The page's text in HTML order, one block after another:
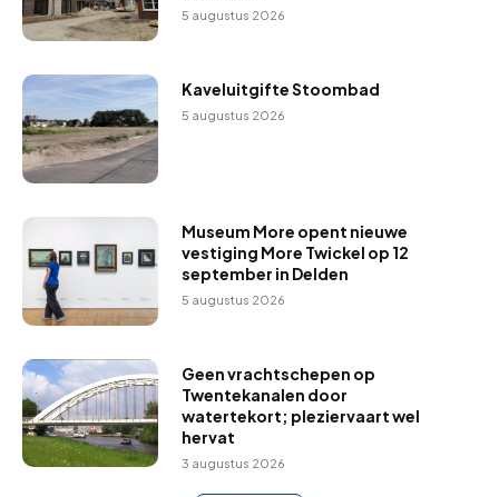
5 augustus 2026
Kaveluitgifte Stoombad
5 augustus 2026
Museum More opent nieuwe
vestiging More Twickel op 12
september in Delden
5 augustus 2026
Geen vrachtschepen op
Twentekanalen door
watertekort; pleziervaart wel
hervat
3 augustus 2026